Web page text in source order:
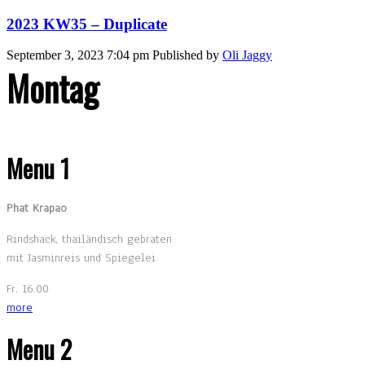
2023 KW35 – Duplicate
September 3, 2023 7:04 pm Published by Oli Jaggy
Montag
Menu 1
Phat Krapao
Rindshack, thailändisch gebraten
mit Jasminreis und Spiegelei
Fr. 16.00
more
Menu 2